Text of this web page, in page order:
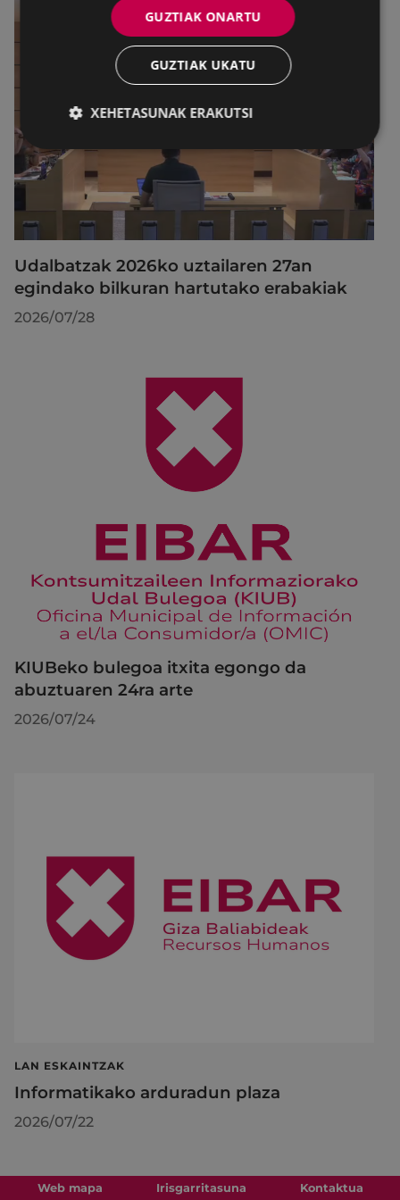
Udalbatzak 2026ko uztailaren 27an
egindako bilkuran hartutako erabakiak
2026/07/28
KIUBeko bulegoa itxita egongo da
abuztuaren 24ra arte
2026/07/24
LAN ESKAINTZAK
Informatikako arduradun plaza
2026/07/22
Web mapa Irisgarritasuna Kontaktua
GUZTIAK ONARTU
GUZTIAK UKATU
XEHETASUNAK ERAKUTSI